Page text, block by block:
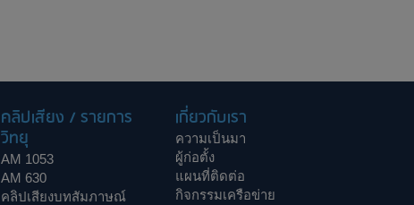
คลิปเสียง / รายการ
วิทยุ
AM 1053
AM 630
คลิปเสียงบทสัมภาษณ์
เกี่ยวกับเรา
ความเป็นมา
ผู้ก่อตั้ง
แผนที่ติดต่อ
กิจกรรมเครือข่าย